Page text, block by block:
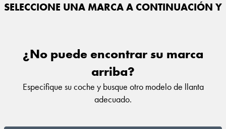
SELECCIONE UNA MARCA A CONTINUACIÓN Y
¿No puede encontrar su marca
arriba?
Especifique su coche y busque otro modelo de llanta
adecuado.